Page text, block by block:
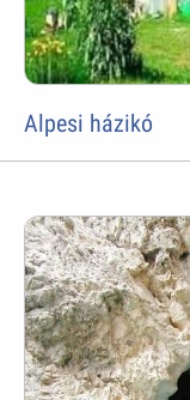
Alpesi házikó